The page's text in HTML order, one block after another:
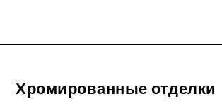
Хромированные отделки